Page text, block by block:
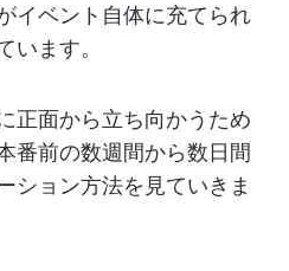
イベント自体に充てられ
います。
正面から立ち向かうため
番前の数週間から数日間
ション方法を見ていきま